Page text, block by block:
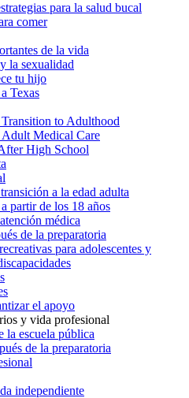
para la salud bucal
comer
de la vida
la sexualidad
tu hijo
Texas
to Adulthood
Medical Care
High School
a la edad adulta
partir de los 18 años
médica
de la preparatoria
para adolescentes y
el apoyo
y vida profesional
la escuela pública
de la preparatoria
independiente